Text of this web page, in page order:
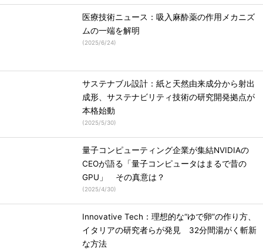
医療技術ニュース：吸入麻酔薬の作用メカニズ
ムの一端を解明
(2025/6/24)
サステナブル設計：紙と天然由来成分から射出
成形、サステナビリティ技術の研究開発拠点が
本格始動
(2025/5/30)
量子コンピューティング企業が集結NVIDIAの
CEOが語る「量子コンピュータはまるで昔の
GPU」 その真意は？
(2025/4/30)
Innovative Tech：理想的な“ゆで卵”の作り方、
イタリアの研究者らが発見 32分間湯がく斬新
な方法